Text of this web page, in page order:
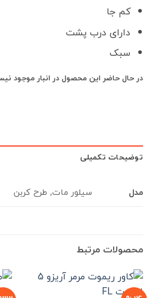
کم جا
دارای درب پشت
سبک
در حال حاضر این محصول در انبار موجود
توضیحات تکمیلی
مدل سیلور مات, طرح کربن
محصولات مرتبط